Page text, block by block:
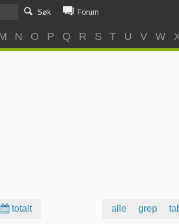
Søk Forum
N O P Q R S T U V W
totalt alle grep